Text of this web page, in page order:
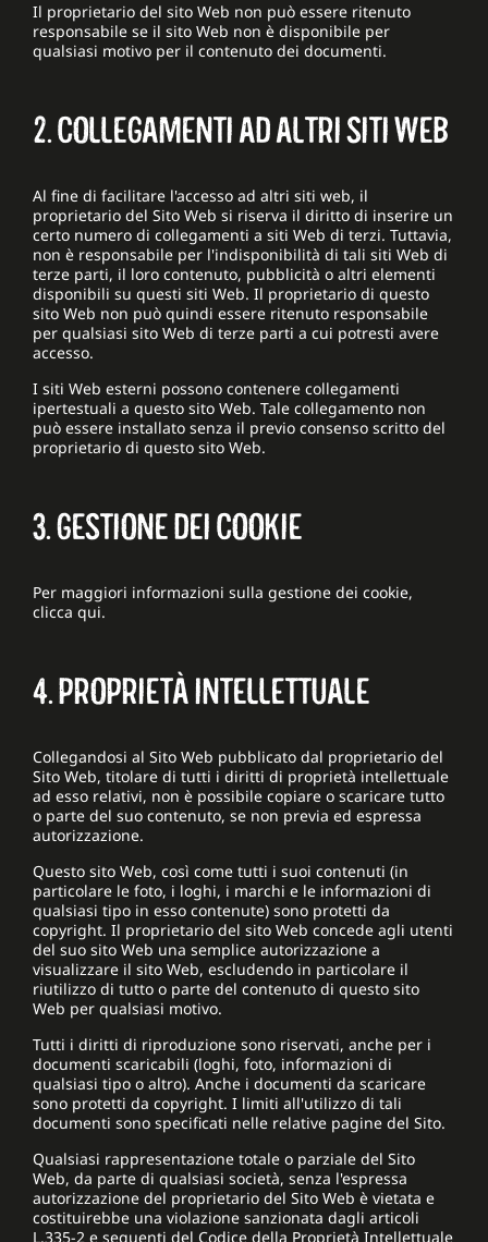
Il proprietario del sito Web non può essere ritenuto
responsabile se il sito Web non è disponibile per
qualsiasi motivo per il contenuto dei documenti.
2. COLLEGAMENTI AD ALTRI SITI WEB
Al fine di facilitare l'accesso ad altri siti web, il
proprietario del Sito Web si riserva il diritto di inserire un
certo numero di collegamenti a siti Web di terzi. Tuttavia,
non è responsabile per l'indisponibilità di tali siti Web di
terze parti, il loro contenuto, pubblicità o altri elementi
disponibili su questi siti Web. Il proprietario di questo
sito Web non può quindi essere ritenuto responsabile
per qualsiasi sito Web di terze parti a cui potresti avere
accesso.
I siti Web esterni possono contenere collegamenti
ipertestuali a questo sito Web. Tale collegamento non
può essere installato senza il previo consenso scritto del
proprietario di questo sito Web.
3. GESTIONE DEI COOKIE
Per maggiori informazioni sulla gestione dei cookie,
clicca qui.
4. PROPRIETÀ INTELLETTUALE
Collegandosi al Sito Web pubblicato dal proprietario del
Sito Web, titolare di tutti i diritti di proprietà intellettuale
ad esso relativi, non è possibile copiare o scaricare tutto
o parte del suo contenuto, se non previa ed espressa
autorizzazione.
Questo sito Web, così come tutti i suoi contenuti (in
particolare le foto, i loghi, i marchi e le informazioni di
qualsiasi tipo in esso contenute) sono protetti da
copyright. Il proprietario del sito Web concede agli utenti
del suo sito Web una semplice autorizzazione a
visualizzare il sito Web, escludendo in particolare il
riutilizzo di tutto o parte del contenuto di questo sito
Web per qualsiasi motivo.
Tutti i diritti di riproduzione sono riservati, anche per i
documenti scaricabili (loghi, foto, informazioni di
qualsiasi tipo o altro). Anche i documenti da scaricare
sono protetti da copyright. I limiti all'utilizzo di tali
documenti sono specificati nelle relative pagine del Sito.
Qualsiasi rappresentazione totale o parziale del Sito
Web, da parte di qualsiasi società, senza l'espressa
autorizzazione del proprietario del Sito Web è vietata e
costituirebbe una violazione sanzionata dagli articoli
L.335-2 e seguenti del Codice della Proprietà Intellettuale